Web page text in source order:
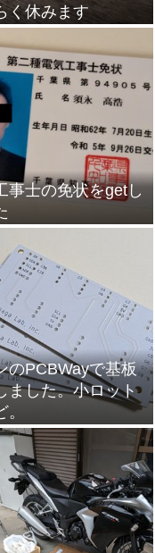
く休みます
事士の免状をgetし
のPCBWayで基板
ました。小ロット